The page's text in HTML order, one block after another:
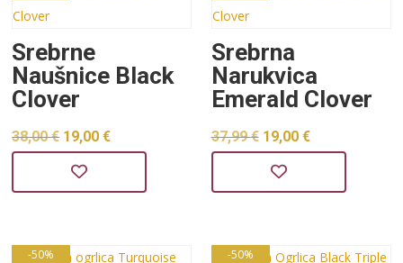
Srebrne
Naušnice Black
Clover
38,00€ Izvorna
cijena
bila
38,00 €.
19,00€
je:
Srebrna
Narukvica
Emerald Clover
37,99€ Izvorna
cijena
bila
37,99 €.
19,00 €
je:
-50% -50%